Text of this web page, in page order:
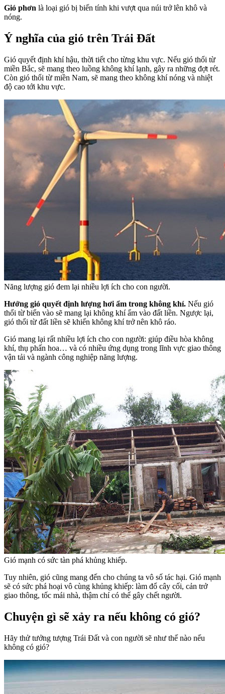
Gió phơn là loại gió bị biến tính khi vượt qua núi trở lên khô và
nóng.
Ý nghĩa của gió trên Trái Đất
Gió quyết định khí hậu, thời tiết cho từng khu vực. Nếu gió thổi từ
miền Bắc, sẽ mang theo luồng không khí lạnh, gây ra những đợt rét.
Còn gió thổi từ miền Nam, sẽ mang theo không khí nóng và nhiệt
độ cao tới khu vực.
Năng lượng gió đem lại nhiều lợi ích cho con người.
Hướng gió quyết định lượng hơi ẩm trong không khí. Nếu gió
thổi từ biển vào sẽ mang lại không khí ẩm vào đất liền. Ngược lại,
gió thổi từ đất liền sẽ khiến không khí trở nên khô ráo.
Gió mang lại rất nhiều lợi ích cho con người: giúp điều hòa không
khí, thụ phấn hoa… và có nhiều ứng dụng trong lĩnh vực giao thông
vận tải và ngành công nghiệp năng lượng.
Gió mạnh có sức tàn phá khủng khiếp.
Tuy nhiên, gió cũng mang đến cho chúng ta vô số tác hại. Gió mạnh
sẽ có sức phá hoại vô cùng khủng khiếp: làm đổ cây cối, cản trở
giao thông, tốc mái nhà, thậm chí có thể gây chết người.
Chuyện gì sẽ xảy ra nếu không có gió?
Hãy thử tưởng tượng Trái Đất và con người sẽ như thế nào nếu
không có gió?